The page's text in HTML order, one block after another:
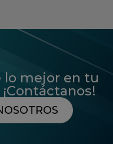
mejor en tu